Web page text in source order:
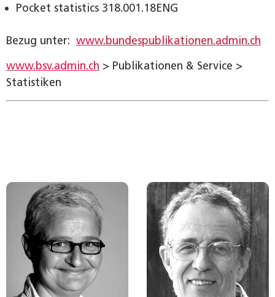
Pocket statistics 318.001.18ENG
Bezug unter: www.bundespublikationen.admin.ch
www.bsv.admin.ch > Publikationen & Service >
Statistiken